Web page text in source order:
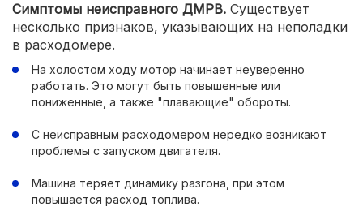
Симптомы неисправного ДМРВ. Существует
несколько признаков, указывающих на неполадки
в расходомере.
На холостом ходу мотор начинает неуверенно
работать. Это могут быть повышенные или
пониженные, а также "плавающие" обороты.
С неисправным расходомером нередко возникают
проблемы с запуском двигателя.
Машина теряет динамику разгона, при этом
повышается расход топлива.